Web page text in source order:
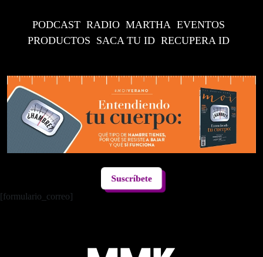
PODCAST RADIO MARTHA EVENTOS
PRODUCTOS SACA TU ID RECUPERA ID
Suscríbete
[formulario_correo]